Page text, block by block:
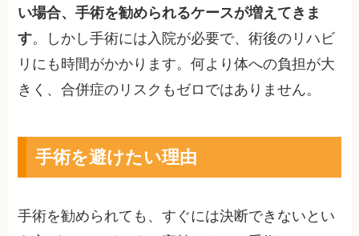
い場合、手術を勧められるケースが増えてきま
す。しかし手術には入院が必要で、術後のリハビ
リにも時間がかかります。何より体への負担が大
きく、合併症のリスクもゼロではありません。
手術を避けたい理由
手術を勧められても、すぐには決断できないとい